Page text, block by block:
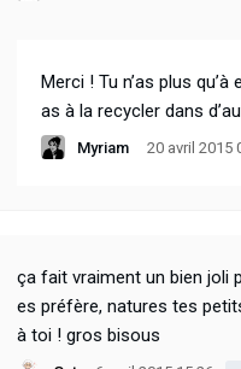
Merci ! Tu n’as plus
as à la recycler dans
Myriam 20 avril 2015
ça fait vraiment un bien joli
es préfère, natures tes
à toi ! gros bisous